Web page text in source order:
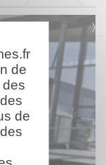
de
de